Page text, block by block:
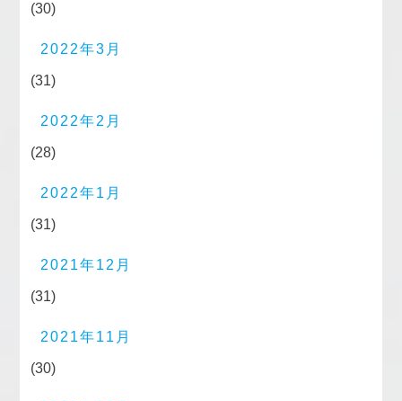
(30)
2022年3月
(31)
2022年2月
(28)
2022年1月
(31)
2021年12月
(31)
2021年11月
(30)